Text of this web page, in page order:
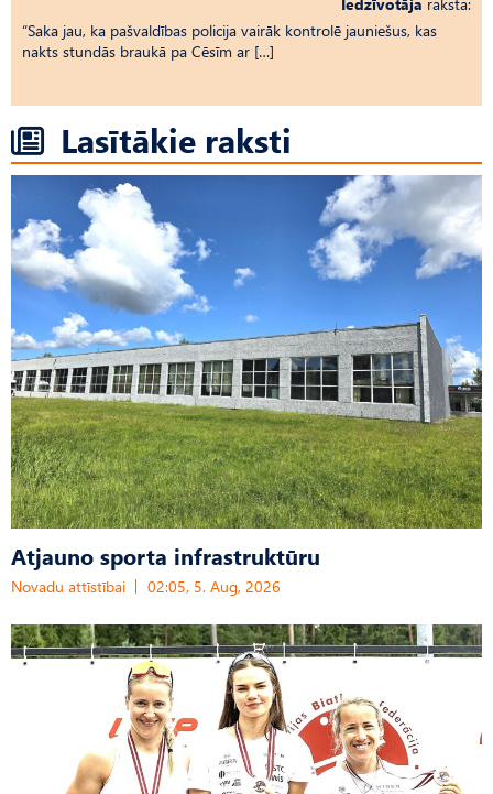
“Saka jau, ka pašvaldības policija vairāk kontrolē jauniešus, kas
nakts stundās braukā pa Cēsīm ar […]
Lasītākie raksti
Atjauno sporta infrastruktūru
Novadu attīstībai 02:05, 5. Aug, 2026